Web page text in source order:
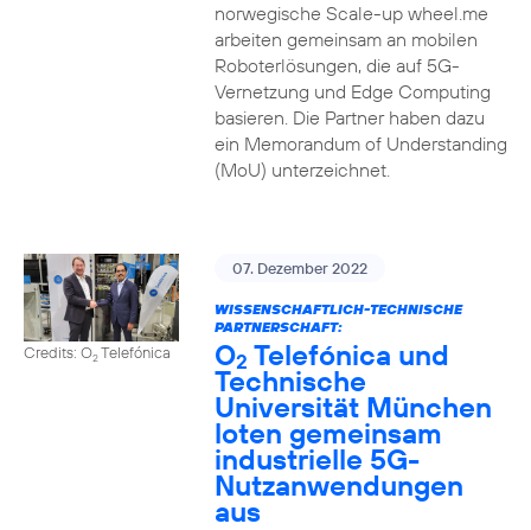
norwegische Scale-up wheel.me
arbeiten gemeinsam an mobilen
Roboterlösungen, die auf 5G-
Vernetzung und Edge Computing
basieren. Die Partner haben dazu
ein Memorandum of Understanding
(MoU) unterzeichnet.
Credits: O2Telefónica
07. Dezember 2022
WISSENSCHAFTLICH-TECHNISCHE
PARTNERSCHAFT:
O2 Telefónica und
Technische
Universität München
loten gemeinsam
industrielle 5G-
Nutzanwendungen
aus